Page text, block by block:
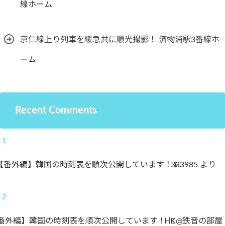
線ホーム
京仁線上り列車を緩急共に順光撮影！ 済物浦駅3番線ホ
ーム
Recent Comments
番外編】韓国の時刻表を順次公開しています！に
333985より
外編】韓国の時刻表を順次公開しています！ に
HK@鉄音の部屋